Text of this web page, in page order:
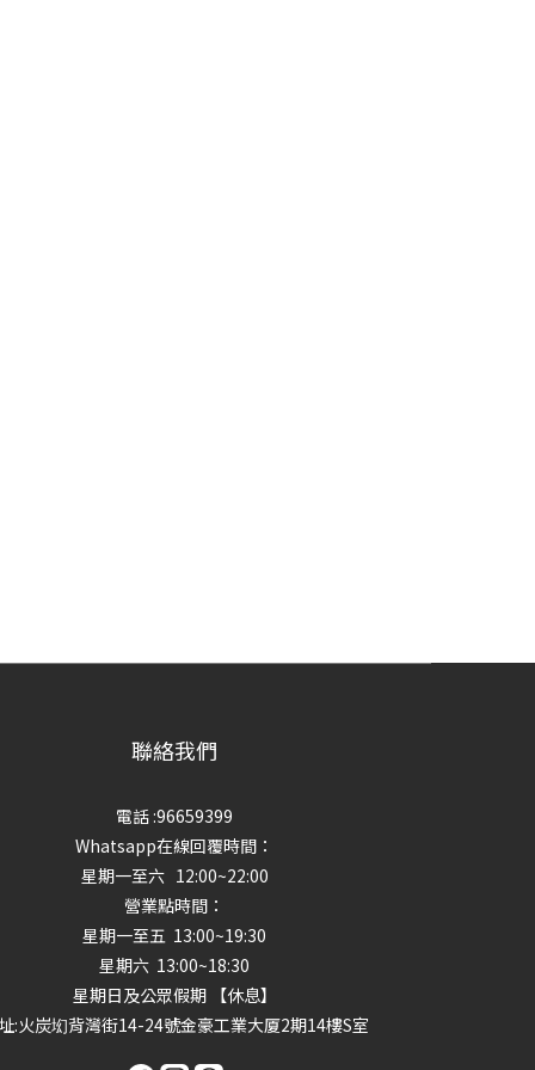
聯絡我們
電話 :96659399
Whatsapp在線回覆時間：
星期一至六 12:00~22:00
營業點時間：
星期一至五 13:00~19:30
星期六 13:00~18:30
星期日及公眾假期 【休息】
:火炭㘭背灣街14-24號金豪工業大厦2期14樓S室